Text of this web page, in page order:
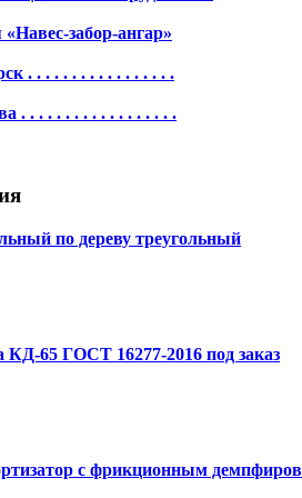
забор-ангар»
. . . . . . . . . . . . . . . . .
. . . . . . . . . . . . . . . . .
по дереву треугольный
КД-65 ГОСТ 16277-2016 под заказ
с фрикционным